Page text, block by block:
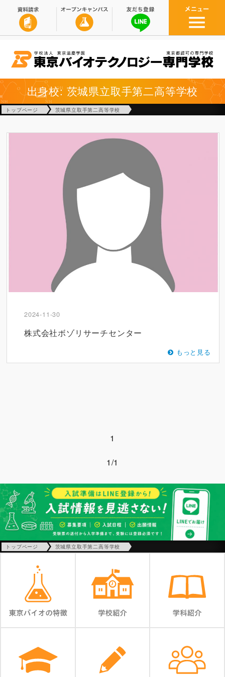
出身校: 茨城県立取手第二高等学校
トップページ 茨城県立取手第二高等学校
2024-11-30
株式会社ボゾリサーチセンター
もっと見る
1
1/1
トップページ 茨城県立取手第二高等学校